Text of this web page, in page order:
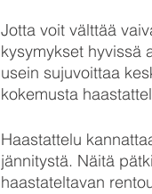
Jotta voit välttää
kysymykset hyvissä
usein sujuvoittaa
kokemusta
Haastattelu
jännitystä. Näitä
haastateltavan